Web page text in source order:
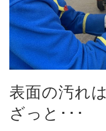
表面の汚れは
ざっと･･･